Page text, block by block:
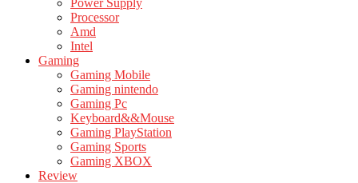
Power Supply
Processor
Amd
Intel
Gaming
Gaming Mobile
Gaming nintendo
Gaming Pc
Keyboard&&Mouse
Gaming PlayStation
Gaming Sports
Gaming XBOX
Review